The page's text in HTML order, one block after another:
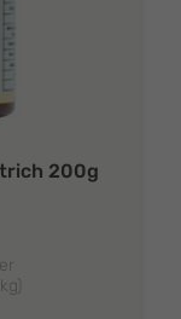
200g